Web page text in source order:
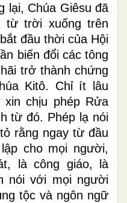
lại, Chúa Giêsu đã
từ trời xuống trên
đầu thời của Hội
biến đổi các tông
trở thành chứng
Kitô. Chỉ ít lâu
chịu phép Rửa
từ đó. Phép lạ nói
rằng ngay từ đầu
cho mọi người,
là công giáo, là
nói với mọi người
tộc và ngôn ngữ